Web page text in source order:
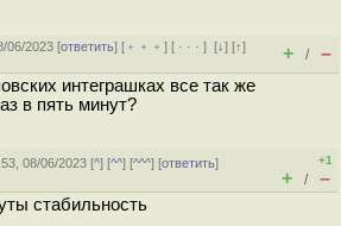
06/2023 [ответить] [ ﹢﹢﹢] [ · · ·][↓] [↑]
+ / –
интеграшках все так же
в пять минут?
08/06/2023 [^] [^^] [^^^] [ответить]
+1
+ / –
стабильность